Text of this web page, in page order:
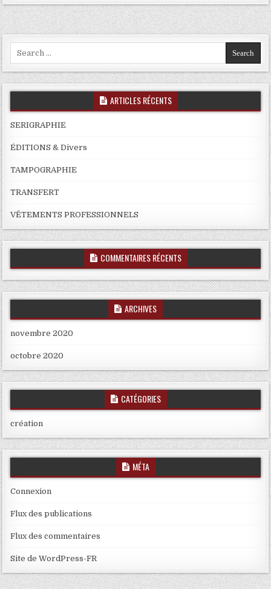
ARTICLES RÉCENTS
SERIGRAPHIE
ÉDITIONS & Divers
TAMPOGRAPHIE
TRANSFERT
VÊTEMENTS PROFESSIONNELS
COMMENTAIRES RÉCENTS
ARCHIVES
novembre 2020
octobre 2020
CATÉGORIES
création
MÉTA
Connexion
Flux des publications
Flux des commentaires
Site de WordPress-FR